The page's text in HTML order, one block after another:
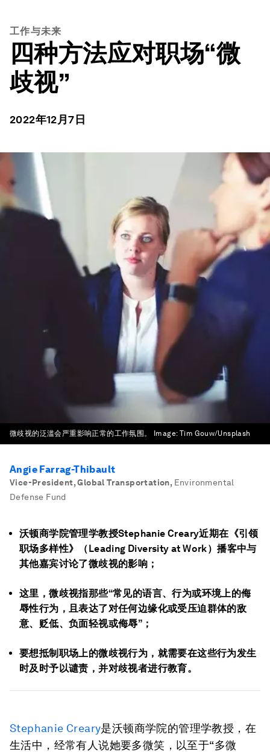
工作与未来
四种方法应对职场“微
歧视”
2022年12月7日
微歧视的泛滥会严重影响正常的工作氛围。 Image: Tim Gouw/Unsplash
Angie Farrag-Thibault
Vice-President, Global Transportation, Environmental
Defense Fund
沃顿商学院管理学教授Stephanie Creary近期在《引领
职场多样性》（Leading Diversity at Work）播客中与
其他嘉宾讨论了微歧视的影响；
这里，微歧视指那些“常见的语言、行为或环境上的侮
辱性行为，且表达了对任何边缘化或受压迫群体的敌
意、贬低、负面轻视或侮辱”；
要想抵制职场上的微歧视行为，就需要在这些行为发生
时及时予以谴责，并对歧视者进行教育。
Stephanie Creary是沃顿商学院的管理学教授，在
生活中，经常有人说她要多微笑，以至于“多微